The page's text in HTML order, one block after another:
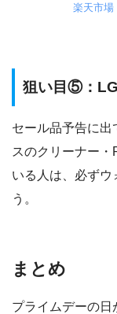
楽天市場
狙い目⑤：
セール品予告に出
スのクリーナー
いる人は、必ずウ
う。
まとめ
プライムデーの